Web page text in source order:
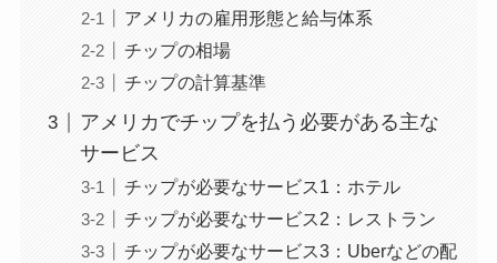
アメリカの雇用形態と給与体系
チップの相場
チップの計算基準
アメリカでチップを払う必要がある主な
サービス
チップが必要なサービス1：ホテル
チップが必要なサービス2：レストラン
チップが必要なサービス3：Uberなどの配